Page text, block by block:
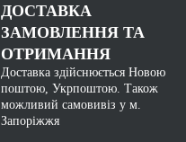
ДОСТАВКА
ЗАМОВЛЕННЯ ТА
ОТРИМАННЯ
Доставка здійснюється Новою
поштою, Укрпоштою. Також
можливий самовивіз у м.
Запоріжжя